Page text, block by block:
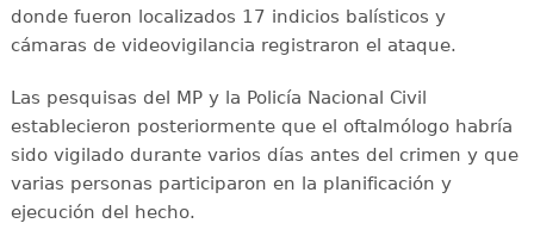
donde fueron localizados 17 indicios balísticos y
cámaras de videovigilancia registraron el ataque.
Las pesquisas del MP y la Policía Nacional Civil
establecieron posteriormente que el oftalmólogo habría
sido vigilado durante varios días antes del crimen y que
varias personas participaron en la planificación y
ejecución del hecho.